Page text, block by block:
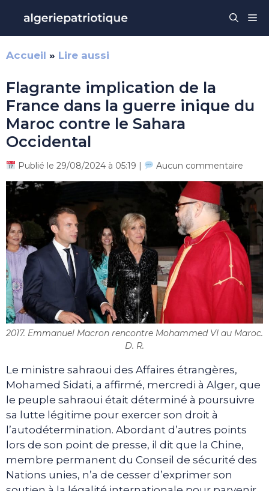
contenu
Accueil » Lire aussi
Flagrante implication de la
France dans la guerre inique du
Maroc contre le Sahara
Occidental
Publié le 29/08/2024 à 05:19 | Aucun commentaire
2017. Emmanuel Macron rencontre Mohammed VI au Maroc.
D. R.
Le ministre sahraoui des Affaires étrangères,
Mohamed Sidati, a affirmé, mercredi à Alger, que
le peuple sahraoui était déterminé à poursuivre
sa lutte légitime pour exercer son droit à
l’autodétermination. Abordant d’autres points
lors de son point de presse, il dit que la Chine,
membre permanent du Conseil de sécurité des
Nations unies, n’a de cesser d’exprimer son